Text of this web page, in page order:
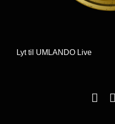
Lyt til UMLANDO Live